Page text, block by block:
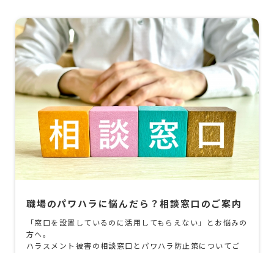
職場のパワハラに悩んだら？相談窓口のご案内
「窓口を設置しているのに活用してもらえない」とお悩みの
方へ。
ハラスメント被害の相談窓口とパワハラ防止策についてご